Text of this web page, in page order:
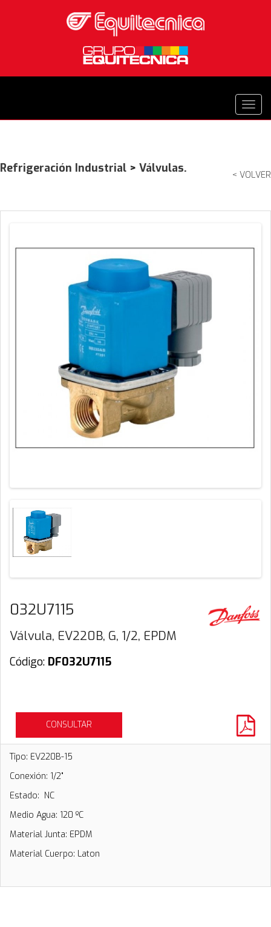
< VOLVER
Refrigeración Industrial > Válvulas.
032U7115
Válvula, EV220B, G, 1/2, EPDM
Código: DF032U7115
CONSULTAR
Tipo: EV220B-15
Conexión: 1/2"
Estado: NC
Medio Agua: 120 ºC
Material Junta: EPDM
Material Cuerpo: Laton